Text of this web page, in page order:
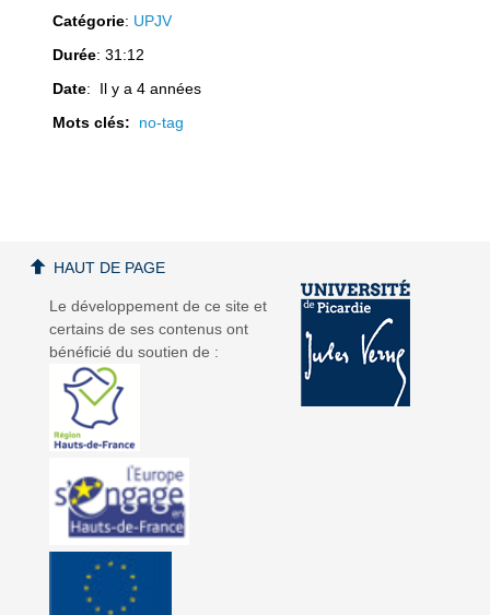
a
v
a
v
Catégorie: UPJV
Durée: 31:12
Date: Il y a 4 années
Mots clés: no-tag
Le développement de ce site et
certains de ses contenus ont
bénéficié du soutien de :
HAUT DE PAGE